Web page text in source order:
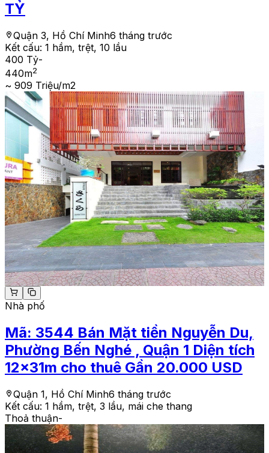
TỶ
Quận 3, Hồ Chí Minh6 tháng trước
Kết cấu: 1 hầm, trệt, 10 lầu
400 Tỷ-
440m2
~ 909 Triệu/m2
Nhà phố
Mã: 3544 Bán Mặt tiền Nguyễn Du,
Phường Bến Nghé , Quận 1 Diện tích
12x31m cho thuê Gần 20.000 USD
Quận 1, Hồ Chí Minh6 tháng trước
Kết cấu: 1 hầm, trệt, 3 lầu, mái che thang
Thoả thuận-